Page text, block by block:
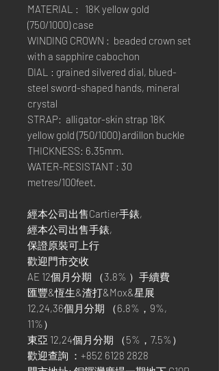
MATERIAL : 18K yellow gold
(750/1000) case
WINDING CROWN : beaded crown set
with a sapphire cabochon
DIAL : grained silvered dial, blued-
steel sword-shaped hands, mineral
crystal
STRAP: alligator-skin strap 18K
yellow gold (750/1000) ardillon buckle
THICKNESS: 6.35mm.
WATER-RESISTANT : 30
metres/100feet.
經本公司出售Cartier手錶,
經本公司出售手錶,
保證原裝可上行
歡迎門市交收
AE 12個月分期 （3.8% ）手續費
匯豐&恆生&渣打&Mox&星展
12,24,36個月分期 （6.8%，9%,
11%）
東亞 12,24個月分期 （5%，7.5%）
歡迎查詢 ：+852 6128 2828